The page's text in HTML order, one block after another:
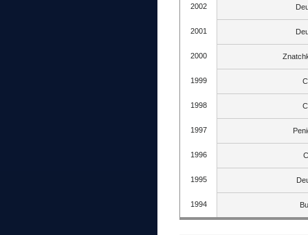
2002
2001
2000
1999
1998
1997
1996
1995
1994